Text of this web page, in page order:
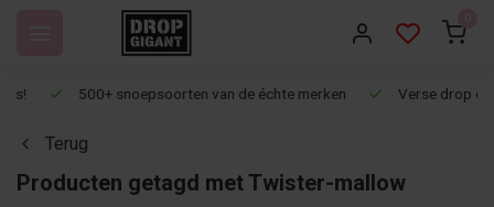
500+ snoepsoorten van de échte merken Verse drop en
Terug
Producten getagd met Twister-mallow